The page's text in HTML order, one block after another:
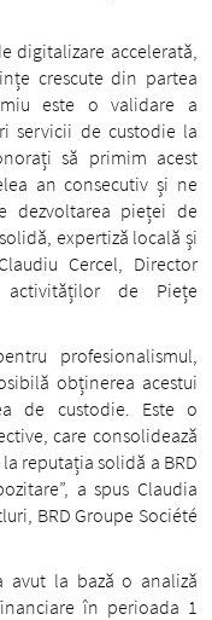
digitalizare accelerată,
crescute din partea
este o validare a
servicii de custodie la
să primim acest
an consecutiv și ne
dezvoltarea pieței de
expertiză locală și
Cercel, Director
activităților de Piețe
profesionalismul,
obținerea acestui
de custodie. Este o
care consolidează
reputația solidă a BRD
a spus Claudia
BRD Groupe Société
avut la bază o analiză
în perioada 1